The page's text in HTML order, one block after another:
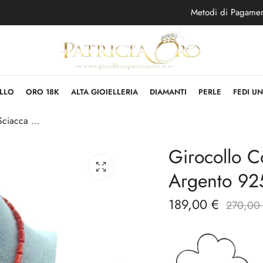
Metodi di
ORO 18K ALTA GIOIELLERIA DIAMANTI PERLE FEDI
Girocollo Corallo Sciacca e Perle Barocche Argento 925
Girocollo
Argento
189,00 € 270,00